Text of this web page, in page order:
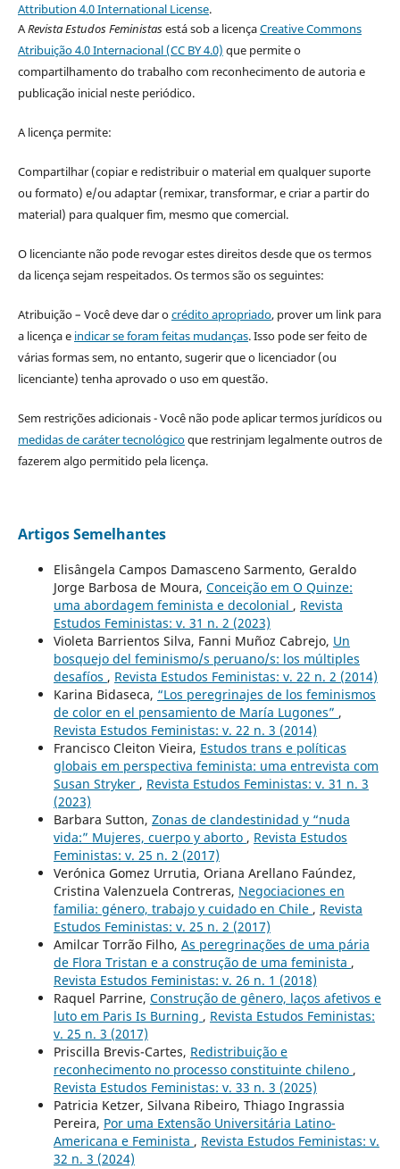
Attribution 4.0 International License.
ARevista Estudos Feministasestá sob a licençaCreative Commons
Atribuição 4.0 Internacional (CC BY 4.0) que permite o
compartilhamento do trabalho com reconhecimento de autoria e
publicação inicial neste periódico.
A licença permite:
Compartilhar (copiar e redistribuir o material em qualquer suporte
ou formato) e/ou adaptar (remixar, transformar, e criar a partir do
material) para qualquer fim, mesmo que comercial.
O licenciante não pode revogar estes direitos desde que os termos
da licença sejam respeitados. Os termos são os seguintes:
Atribuição – Você deve dar ocrédito apropriado, prover um link para
a licença e indicar se foram feitas mudanças. Isso pode ser feito de
várias formas sem, no entanto, sugerir que o licenciador (ou
licenciante) tenha aprovado o uso em questão.
Sem restrições adicionais - Você não pode aplicar termos jurídicos ou
medidas de caráter tecnológicoque restrinjam legalmente outros de
fazerem algo permitido pela licença.
Artigos Semelhantes
Elisângela Campos Damasceno Sarmento, Geraldo
Jorge Barbosa de Moura, Conceição em O Quinze:
uma abordagem feminista e decolonial , Revista
Estudos Feministas: v. 31 n. 2 (2023)
Violeta Barrientos Silva, Fanni Muñoz Cabrejo, Un
bosquejo del feminismo/s peruano/s: los múltiples
desafíos , Revista Estudos Feministas: v. 22 n. 2 (2014)
Karina Bidaseca, “Los peregrinajes de los feminismos
de color en el pensamiento de María Lugones” ,
Revista Estudos Feministas: v. 22 n. 3 (2014)
Francisco Cleiton Vieira, Estudos trans e políticas
globais em perspectiva feminista: uma entrevista com
Susan Stryker , Revista Estudos Feministas: v. 31 n. 3
(2023)
Barbara Sutton, Zonas de clandestinidad y “nuda
vida:” Mujeres, cuerpo y aborto , Revista Estudos
Feministas: v. 25 n. 2 (2017)
Verónica Gomez Urrutia, Oriana Arellano Faúndez,
Cristina Valenzuela Contreras, Negociaciones en
familia: género, trabajo y cuidado en Chile , Revista
Estudos Feministas: v. 25 n. 2 (2017)
Amilcar Torrão Filho, As peregrinações de uma pária
de Flora Tristan e a construção de uma feminista ,
Revista Estudos Feministas: v. 26 n. 1 (2018)
Raquel Parrine, Construção de gênero, laços afetivos e
luto em Paris Is Burning , Revista Estudos Feministas:
v. 25 n. 3 (2017)
Priscilla Brevis-Cartes, Redistribuição e
reconhecimento no processo constituinte chileno ,
Revista Estudos Feministas: v. 33 n. 3 (2025)
Patricia Ketzer, Silvana Ribeiro, Thiago Ingrassia
Pereira, Por uma Extensão Universitária Latino-
Americana e Feminista , Revista Estudos Feministas: v.
32 n. 3 (2024)